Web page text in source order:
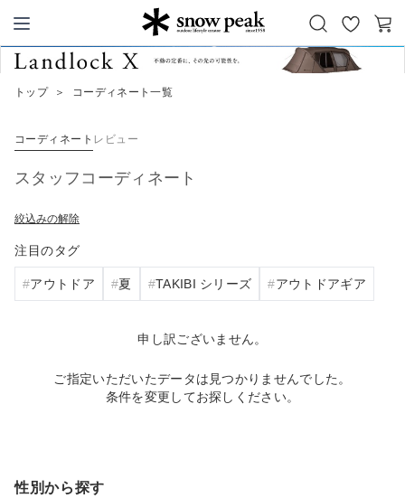
Snow Peak
お
気
カ
トップ ＞ コーディネート一覧
コーディネート レビュー
スタッフコーディネート
絞込みの解除
注目のタグ
アウトドア 夏 TAKIBI シリーズ アウトドアギア
申し訳ございません。
ご指定いただいたデータは見つかりませんでした。
条件を変更してお探しください。
性別から探す